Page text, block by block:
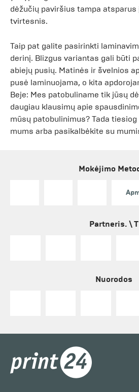
dėžučių paviršius tampa
tvirtesnis.
Taip pat galite pasirinkti
derinį. Blizgus variantas gali būti
abiejų pusių. Matinės ir švelnios
pusė laminuojama, o kita
Beje: Mes patobuliname tik jūsų
daugiau klausimų apie
mūsų patobulinimus? Tada
mums arba pasikalbėkite su
Mokėjimo
Partneris. \ T
Nuorodos